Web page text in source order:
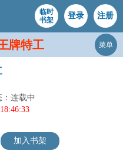
临时
书架
登录 注册
牌特工 菜单
：连载中
加入书架